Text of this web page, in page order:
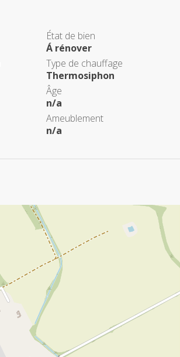
État de bien
Á rénover
Type de chauffage
Thermosiphon
Âge
n/a
Ameublement
n/a